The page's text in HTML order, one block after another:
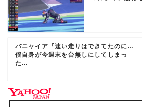
バニャイア『速い走りはできてたのに…
僕自身が今週末を台無しにしてしまっ
た...